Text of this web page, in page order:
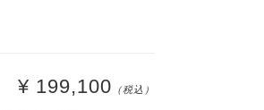
¥ 199,100 （税込）